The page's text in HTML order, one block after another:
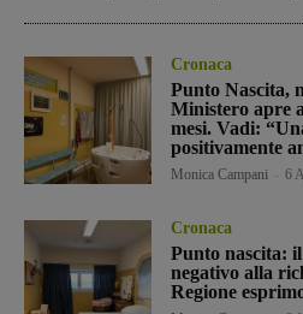
Cronaca
Punto Nascita,
Ministero apre
mesi. Vadi:
positivamente
Monica Campani 6
Cronaca
Punto nascita:
negativo alla
Regione